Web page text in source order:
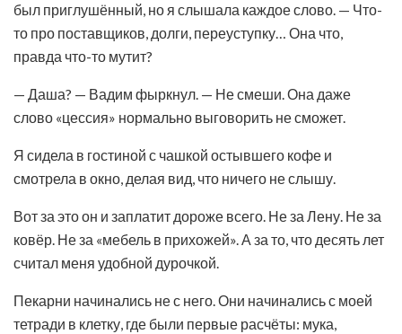
был приглушённый, но я слышала каждое слово. — Что-
то про поставщиков, долги, переуступку… Она что,
правда что-то мутит?
— Даша? — Вадим фыркнул. — Не смеши. Она даже
слово «цессия» нормально выговорить не сможет.
Я сидела в гостиной с чашкой остывшего кофе и
смотрела в окно, делая вид, что ничего не слышу.
Вот за это он и заплатит дороже всего. Не за Лену. Не за
ковёр. Не за «мебель в прихожей». А за то, что десять лет
считал меня удобной дурочкой.
Пекарни начинались не с него. Они начинались с моей
тетради в клетку, где были первые расчёты: мука,